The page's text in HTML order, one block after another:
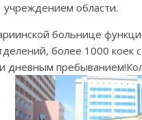
учреждением области.
больнице
более 1000 коек с
дневным пребыванием!